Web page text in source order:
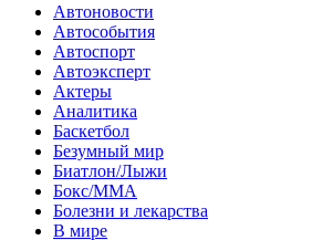
Автоновости
Автособытия
Автоспорт
Автоэксперт
Актеры
Аналитика
Баскетбол
Безумный мир
Биатлон/Лыжи
Бокс/MMA
Болезни и лекарства
В мире